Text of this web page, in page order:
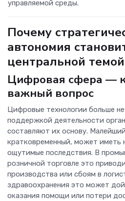
управляемой среды.
Почему
автономия
центральной темой
Цифровая сфера —
важный вопрос
Цифровые технологии больше
поддержкой деятельности
составляют их основу. Малейший
кратковременный, может иметь
ощутимые последствия. В
розничной торговле это
производства или сбоям в
здравоохранения это может
оказания помощи или потери